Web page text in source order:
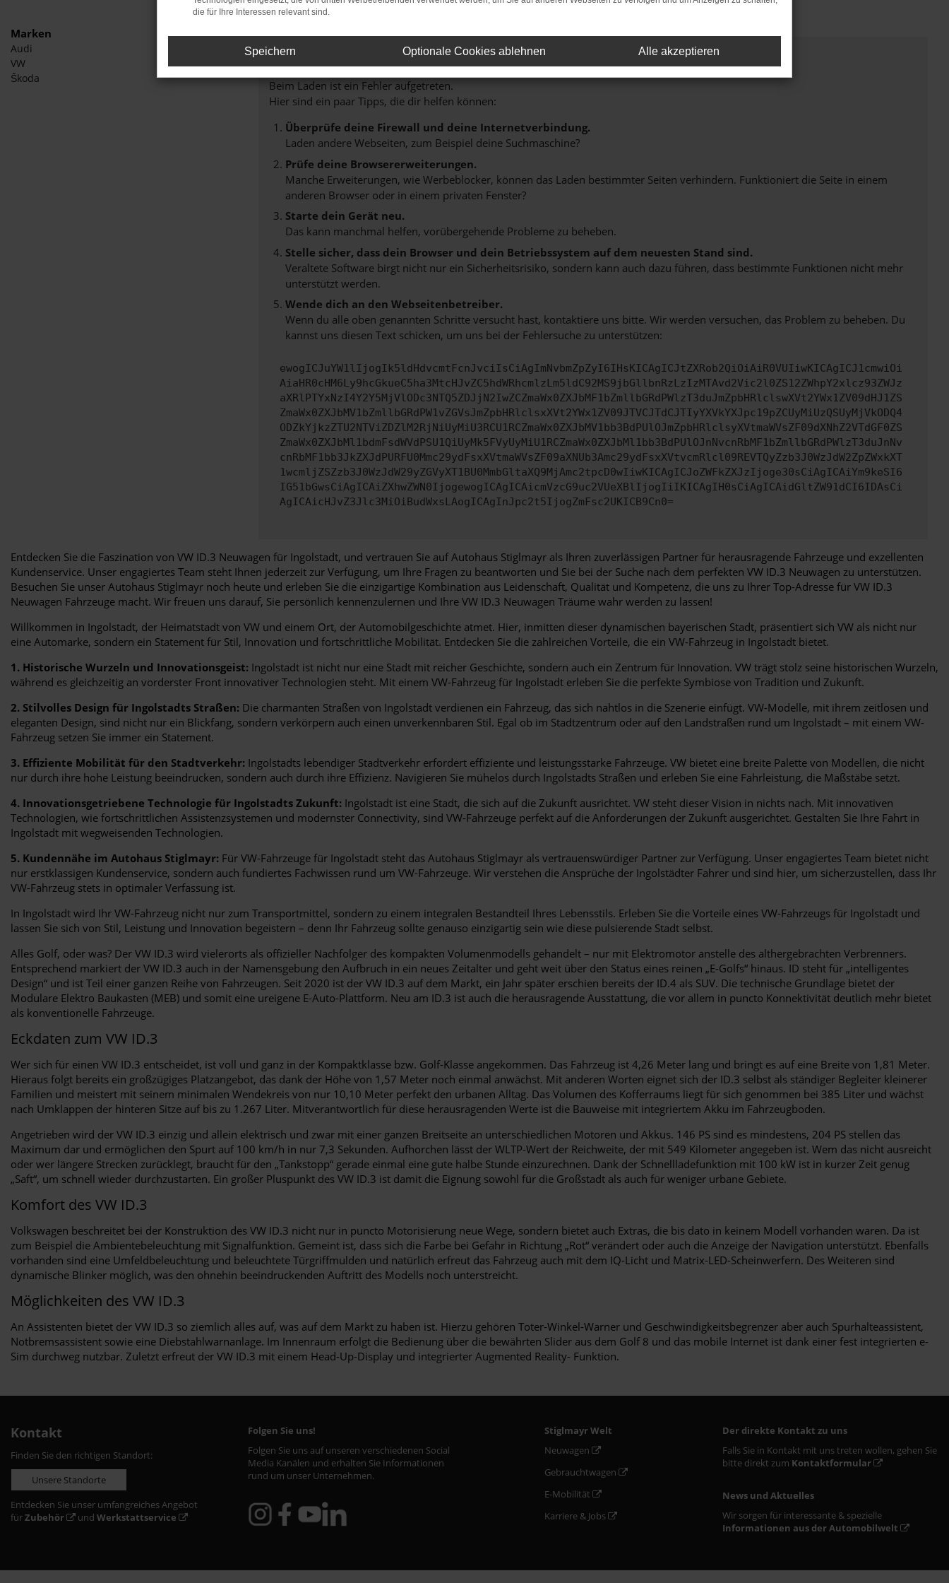
Marken
Audi
VW
Škoda
Fehler: Network Error
Beim Laden ist ein Fehler aufgetreten.
Hier sind ein paar Tipps, die dir helfen können:
Überprüfe deine Firewall und deine Internetverbindung.
Laden andere Webseiten, zum Beispiel deine Suchmaschine?
Prüfe deine Browsererweiterungen.
Manche Erweiterungen, wie Werbeblocker, können das Laden bestimmter Seiten verhindern. Funktioniert die Seite in einem
anderen Browser oder in einem privaten Fenster?
Starte dein Gerät neu.
Das kann manchmal helfen, vorübergehende Probleme zu beheben.
Stelle sicher, dass dein Browser und dein Betriebssystem auf dem neuesten Stand sind.
Veraltete Software birgt nicht nur ein Sicherheitsrisiko, sondern kann auch dazu führen, dass bestimmte Funktionen nicht mehr
unterstützt werden.
Wende dich an den Webseitenbetreiber.
Wenn du alle oben genannten Schritte versucht hast, kontaktiere uns bitte. Wir werden versuchen, das Problem zu beheben. Du
kannst uns diesen Text schicken, um uns bei der Fehlersuche zu unterstützen:
ewogICJuYW1lIjogIk5ldHdvcmtFcnJvciIsCiAgImNvbmZpZyI6IHsKICAgICJtZXRob2QiOiAiR0VUIiwKICAgICJ1cmwiOi
AiaHR0cHM6Ly9hcGkueC5ha3MtcHJvZC5hdWRhcmlzLm5ldC92MS9jbGllbnRzLzIzMTAvd2Vic2l0ZS12ZWhpY2xlcz93ZWJz
aXRlPTYxNzI4Y2Y5MjVlODc3NTQ5ZDJjN2IwZCZmaWx0ZXJbMF1bZmllbGRdPWlzT3duJmZpbHRlclswXVt2YWx1ZV09dHJ1ZS
ZmaWx0ZXJbMV1bZmllbGRdPW1vZGVsJmZpbHRlclsxXVt2YWx1ZV09JTVCJTdCJTIyYXVkYXJpc19pZCUyMiUzQSUyMjVkODQ4
ODZkYjkzZTU2NTViZDZlM2RjNiUyMiU3RCU1RCZmaWx0ZXJbMV1bb3BdPUlOJmZpbHRlclsyXVtmaWVsZF09dXNhZ2VTdGF0ZS
ZmaWx0ZXJbMl1bdmFsdWVdPSU1QiUyMk5FVyUyMiU1RCZmaWx0ZXJbMl1bb3BdPUlOJnNvcnRbMF1bZmllbGRdPWlzT3duJnNv
cnRbMF1bb3JkZXJdPURFU0Mmc29ydFsxXVtmaWVsZF09aXNUb3Amc29ydFsxXVtvcmRlcl09REVTQyZzb3J0WzJdW2ZpZWxkXT
1wcmljZSZzb3J0WzJdW29yZGVyXT1BU0MmbGltaXQ9MjAmc2tpcD0wIiwKICAgICJoZWFkZXJzIjoge30sCiAgICAiYm9keSI6
IG51bGwsCiAgICAiZXhwZWN0IjogewogICAgICAicmVzcG9uc2VUeXBlIjogIiIKICAgIH0sCiAgICAidGltZW91dCI6IDAsCi
AgICAicHJvZ3Jlc3MiOiBudWxsLAogICAgInJpc2t5IjogZmFsc2UKICB9Cn0=
Entdecken Sie die Faszination von VW ID.3 Neuwagen für Ingolstadt, und vertrauen Sie auf Autohaus Stiglmayr als Ihren zuverlässigen Partner für herausragende Fahrzeuge und exzellenten
Kundenservice. Unser engagiertes Team steht Ihnen jederzeit zur Verfügung, um Ihre Fragen zu beantworten und Sie bei der Suche nach dem perfekten VW ID.3 Neuwagen zu unterstützen.
Besuchen Sie unser Autohaus Stiglmayr noch heute und erleben Sie die einzigartige Kombination aus Leidenschaft, Qualität und Kompetenz, die uns zu Ihrer Top-Adresse für VW ID.3
Neuwagen Fahrzeuge macht. Wir freuen uns darauf, Sie persönlich kennenzulernen und Ihre VW ID.3 Neuwagen Träume wahr werden zu lassen!
Willkommen in Ingolstadt, der Heimatstadt von VW und einem Ort, der Automobilgeschichte atmet. Hier, inmitten dieser dynamischen bayerischen Stadt, präsentiert sich VW als nicht nur
eine Automarke, sondern ein Statement für Stil, Innovation und fortschrittliche Mobilität. Entdecken Sie die zahlreichen Vorteile, die ein VW-Fahrzeug in Ingolstadt bietet.
1. Historische Wurzeln und Innovationsgeist: Ingolstadt ist nicht nur eine Stadt mit reicher Geschichte, sondern auch ein Zentrum für Innovation. VW trägt stolz seine historischen Wurzeln,
während es gleichzeitig an vorderster Front innovativer Technologien steht. Mit einem VW-Fahrzeug für Ingolstadt erleben Sie die perfekte Symbiose von Tradition und Zukunft.
2. Stilvolles Design für Ingolstadts Straßen: Die charmanten Straßen von Ingolstadt verdienen ein Fahrzeug, das sich nahtlos in die Szenerie einfügt. VW-Modelle, mit ihrem zeitlosen und
eleganten Design, sind nicht nur ein Blickfang, sondern verkörpern auch einen unverkennbaren Stil. Egal ob im Stadtzentrum oder auf den Landstraßen rund um Ingolstadt – mit einem VW-
Fahrzeug setzen Sie immer ein Statement.
3. Effiziente Mobilität für den Stadtverkehr: Ingolstadts lebendiger Stadtverkehr erfordert effiziente und leistungsstarke Fahrzeuge. VW bietet eine breite Palette von Modellen, die nicht
nur durch ihre hohe Leistung beeindrucken, sondern auch durch ihre Effizienz. Navigieren Sie mühelos durch Ingolstadts Straßen und erleben Sie eine Fahrleistung, die Maßstäbe setzt.
4. Innovationsgetriebene Technologie für Ingolstadts Zukunft: Ingolstadt ist eine Stadt, die sich auf die Zukunft ausrichtet. VW steht dieser Vision in nichts nach. Mit innovativen
Technologien, wie fortschrittlichen Assistenzsystemen und modernster Connectivity, sind VW-Fahrzeuge perfekt auf die Anforderungen der Zukunft ausgerichtet. Gestalten Sie Ihre Fahrt in
Ingolstadt mit wegweisenden Technologien.
5. Kundennähe im Autohaus Stiglmayr: Für VW-Fahrzeuge für Ingolstadt steht das Autohaus Stiglmayr als vertrauenswürdiger Partner zur Verfügung. Unser engagiertes Team bietet nicht
nur erstklassigen Kundenservice, sondern auch fundiertes Fachwissen rund um VW-Fahrzeuge. Wir verstehen die Ansprüche der Ingolstädter Fahrer und sind hier, um sicherzustellen, dass Ihr
VW-Fahrzeug stets in optimaler Verfassung ist.
In Ingolstadt wird Ihr VW-Fahrzeug nicht nur zum Transportmittel, sondern zu einem integralen Bestandteil Ihres Lebensstils. Erleben Sie die Vorteile eines VW-Fahrzeugs für Ingolstadt und
lassen Sie sich von Stil, Leistung und Innovation begeistern – denn Ihr Fahrzeug sollte genauso einzigartig sein wie diese pulsierende Stadt selbst.
Alles Golf, oder was? Der VW ID.3 wird vielerorts als offizieller Nachfolger des kompakten Volumenmodells gehandelt – nur mit Elektromotor anstelle des althergebrachten Verbrenners.
Entsprechend markiert der VW ID.3 auch in der Namensgebung den Aufbruch in ein neues Zeitalter und geht weit über den Status eines reinen „E-Golfs“ hinaus. ID steht für „intelligentes
Design“ und ist Teil einer ganzen Reihe von Fahrzeugen. Seit 2020 ist der VW ID.3 auf dem Markt, ein Jahr später erschien bereits der ID.4 als SUV. Die technische Grundlage bietet der
Modulare Elektro Baukasten (MEB) und somit eine ureigene E-Auto-Plattform. Neu am ID.3 ist auch die herausragende Ausstattung, die vor allem in puncto Konnektivität deutlich mehr bietet
als konventionelle Fahrzeuge.
Eckdaten zum VW ID.3
Wer sich für einen VW ID.3 entscheidet, ist voll und ganz in der Kompaktklasse bzw. Golf-Klasse angekommen. Das Fahrzeug ist 4,26 Meter lang und bringt es auf eine Breite von 1,81 Meter.
Hieraus folgt bereits ein großzügiges Platzangebot, das dank der Höhe von 1,57 Meter noch einmal anwächst. Mit anderen Worten eignet sich der ID.3 selbst als ständiger Begleiter kleinerer
Familien und meistert mit seinem minimalen Wendekreis von nur 10,10 Meter perfekt den urbanen Alltag. Das Volumen des Kofferraums liegt für sich genommen bei 385 Liter und wächst
nach Umklappen der hinteren Sitze auf bis zu 1.267 Liter. Mitverantwortlich für diese herausragenden Werte ist die Bauweise mit integriertem Akku im Fahrzeugboden.
Angetrieben wird der VW ID.3 einzig und allein elektrisch und zwar mit einer ganzen Breitseite an unterschiedlichen Motoren und Akkus. 146 PS sind es mindestens, 204 PS stellen das
Maximum dar und ermöglichen den Spurt auf 100 km/h in nur 7,3 Sekunden. Aufhorchen lässt der WLTP-Wert der Reichweite, der mit 549 Kilometer angegeben ist. Wem das nicht ausreicht
oder wer längere Strecken zurücklegt, braucht für den „Tankstopp“ gerade einmal eine gute halbe Stunde einzurechnen. Dank der Schnellladefunktion mit 100 kW ist in kurzer Zeit genug
„Saft“, um schnell wieder durchzustarten. Ein großer Pluspunkt des VW ID.3 ist damit die Eignung sowohl für die Großstadt als auch für weniger urbane Gebiete.
Komfort des VW ID.3
Volkswagen beschreitet bei der Konstruktion des VW ID.3 nicht nur in puncto Motorisierung neue Wege, sondern bietet auch Extras, die bis dato in keinem Modell vorhanden waren. Da ist
zum Beispiel die Ambientebeleuchtung mit Signalfunktion. Gemeint ist, dass sich die Farbe bei Gefahr in Richtung „Rot“ verändert oder auch die Anzeige der Navigation unterstützt. Ebenfalls
vorhanden sind eine Umfeldbeleuchtung und beleuchtete Türgriffmulden und natürlich erfreut das Fahrzeug auch mit dem IQ-Licht und Matrix-LED-Scheinwerfern. Des Weiteren sind
dynamische Blinker möglich, was den ohnehin beeindruckenden Auftritt des Modells noch unterstreicht.
Möglichkeiten des VW ID.3
An Assistenten bietet der VW ID.3 so ziemlich alles auf, was auf dem Markt zu haben ist. Hierzu gehören Toter-Winkel-Warner und Geschwindigkeitsbegrenzer aber auch Spurhalteassistent,
Notbremsassistent sowie eine Diebstahlwarnanlage. Im Innenraum erfolgt die Bedienung über die bewährten Slider aus dem Golf 8 und das mobile Internet ist dank einer fest integrierten e-
Sim durchweg nutzbar. Zuletzt erfreut der VW ID.3 mit einem Head-Up-Display und integrierter Augmented Reality- Funktion.
Kontakt
Finden Sie den richtigen Standort:
Unsere Standorte
Entdecken Sie unser umfangreiches Angebot
fürZubehör und Werkstattservice
Folgen Sie uns!
Folgen Sie uns auf unseren verschiedenen Social
Media Kanälen und erhalten Sie Informationen
rund um unser Unternehmen.
Stiglmayr Welt
Neuwagen
Gebrauchtwagen
E-Mobilität
Karriere & Jobs
Der direkte Kontakt zu uns
Falls Sie in Kontakt mit uns treten wollen, gehen Sie
bitte direkt zum Kontaktformular
News und Aktuelles
Wir sorgen für interessante & spezielle
Informationen aus der Automobilwelt
die für Ihre Interessen relevant sind.
Speichern Optionale Cookies ablehnen Alle akzeptieren